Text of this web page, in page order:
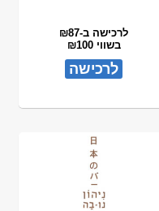
לרכישה ב-₪87
בשווי ₪100
לרכישה